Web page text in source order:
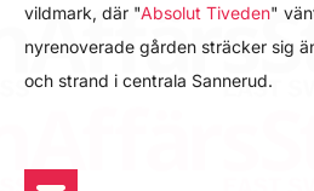
vildmark, där "Absolut Tiveden"
nyrenoverade gården sträcker sig
och strand i centrala Sannerud.